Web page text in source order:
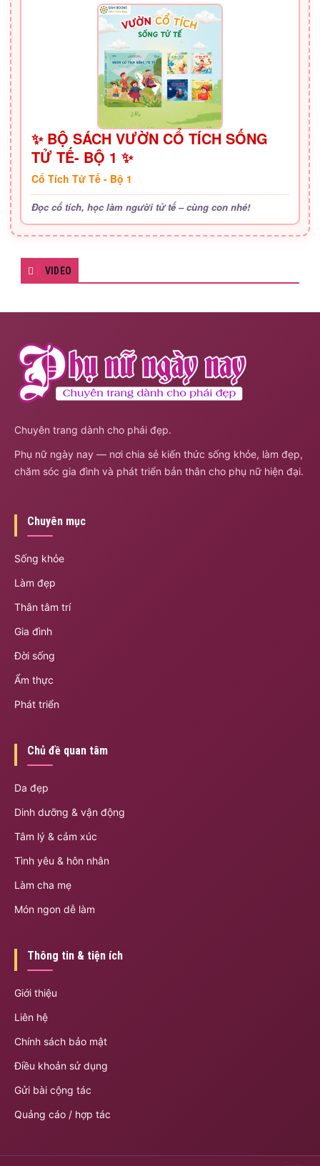
✨ BỘ SÁCH VƯỜN CỔ TÍCH SỐNG
TỬ TẾ- BỘ 1 ✨
Cổ Tích Tử Tế - Bộ 1
Đọc cổ tích, học làm người tử tế – cùng con nhé!
VIDEO
Chuyên trang dành cho phái đẹp.
Phụ nữ ngày nay — nơi chia sẻ kiến thức sống khỏe, làm đẹp,
chăm sóc gia đình và phát triển bản thân cho phụ nữ hiện đại.
Chuyên mục
Sống khỏe
Làm đẹp
Thân tâm trí
Gia đình
Đời sống
Ẩm thực
Phát triển
Chủ đề quan tâm
Da đẹp
Dinh dưỡng & vận động
Tâm lý & cảm xúc
Tình yêu & hôn nhân
Làm cha mẹ
Món ngon dễ làm
Thông tin & tiện ích
Giới thiệu
Liên hệ
Chính sách bảo mật
Điều khoản sử dụng
Gửi bài cộng tác
Quảng cáo / hợp tác